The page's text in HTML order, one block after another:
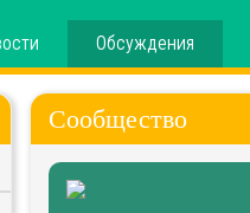
Обсуждения
Сообщество